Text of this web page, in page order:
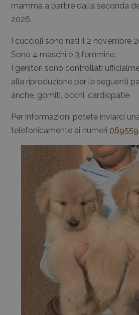
mamma a partire dalla seconda
2026.
I cuccioli sono nati il 2 novembre
Sono 4 maschi e 3 femmine.
I genitori sono controllati
alla riproduzione per le seguenti
anche, gomiti, occhi, cardiopatie.
Per informazioni potete inviarci
telefonicamente ai numeri